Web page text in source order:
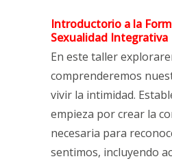
Introductorio a la
Sexualidad Integrativa
En este taller
comprenderemos
vivir la intimidad.
empieza por crear la
necesaria para
sentimos, incluyendo